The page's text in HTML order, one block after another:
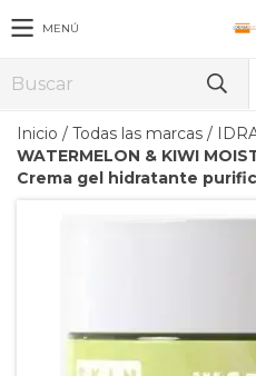
MENÚ
Inicio / Todas las marcas /
WATERMELON & KIWI
Crema gel hidratante